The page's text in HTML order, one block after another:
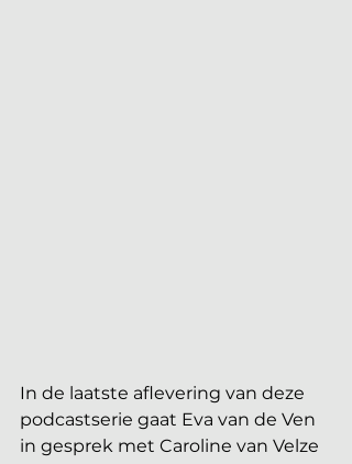
In de laatste aflevering van deze
podcastserie gaat Eva van de Ven
in gesprek met Caroline van Velze